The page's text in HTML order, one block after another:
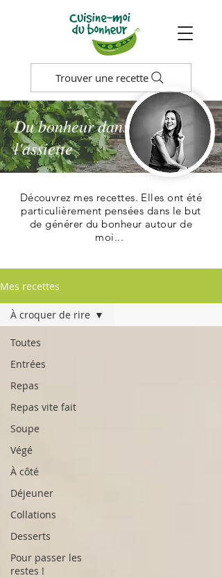
Trouver une recette
Du bonheur dans
l'assiette
Découvrez mes recettes. Elles ont été
particulièrement pensées dans le but
de générer du bonheur autour de
moi...
Mes recettes
Toutes
Entrées
Repas
Repas vite fait
Soupe
Végé
À côté
Déjeuner
Collations
Desserts
Pour passer les
restes !
À croquer de rire